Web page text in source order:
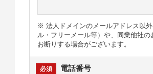
※ 法人ドメインのメールアドレス以
ル・フリーメール等）や、同業他社の
お断りする場合がございます。
電話番号